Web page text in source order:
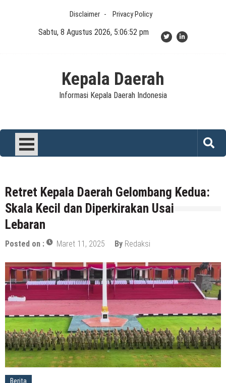
Disclaimer Privacy Policy
Sabtu, 8 Agustus 2026, 5:06:52 pm
Kepala Daerah
Informasi Kepala Daerah Indonesia
Retret Kepala Daerah Gelombang Kedua:
Skala Kecil dan Diperkirakan Usai
Lebaran
Posted on : Maret 11, 2025 By Redaksi
Berita